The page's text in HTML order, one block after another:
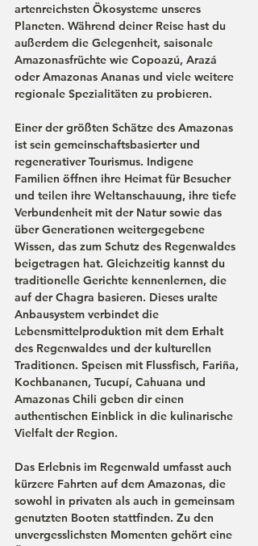
artenreichsten Ökosysteme unseres
Planeten. Während deiner Reise hast du
außerdem die Gelegenheit, saisonale
Amazonasfrüchte wie Copoazú, Arazá
oder Amazonas Ananas und viele weitere
regionale Spezialitäten zu probieren.
Einer der größten Schätze des Amazonas
ist sein gemeinschaftsbasierter und
regenerativer Tourismus. Indigene
Familien öffnen ihre Heimat für Besucher
und teilen ihre Weltanschauung, ihre tiefe
Verbundenheit mit der Natur sowie das
über Generationen weitergegebene
Wissen, das zum Schutz des Regenwaldes
beigetragen hat. Gleichzeitig kannst du
traditionelle Gerichte kennenlernen, die
auf der Chagra basieren. Dieses uralte
Anbausystem verbindet die
Lebensmittelproduktion mit dem Erhalt
des Regenwaldes und der kulturellen
Traditionen. Speisen mit Flussfisch, Fariña,
Kochbananen, Tucupí, Cahuana und
Amazonas Chili geben dir einen
authentischen Einblick in die kulinarische
Vielfalt der Region.
Das Erlebnis im Regenwald umfasst auch
kürzere Fahrten auf dem Amazonas, die
sowohl in privaten als auch in gemeinsam
genutzten Booten stattfinden. Zu den
unvergesslichsten Momenten gehört eine